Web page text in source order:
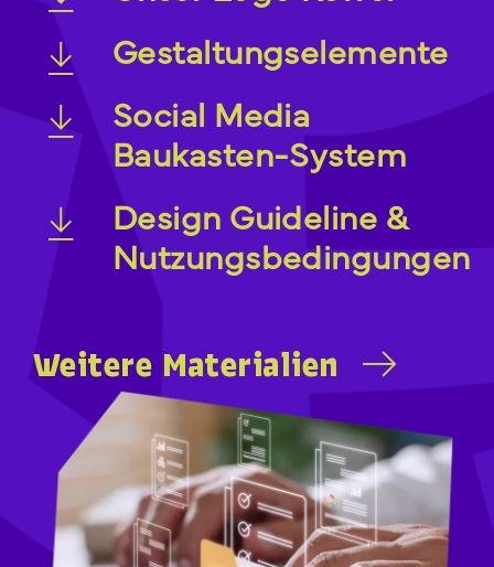
Gestaltungselemente
Social Media
Baukasten-System
Design Guideline &
Nutzungsbedingungen
Weitere Materialien